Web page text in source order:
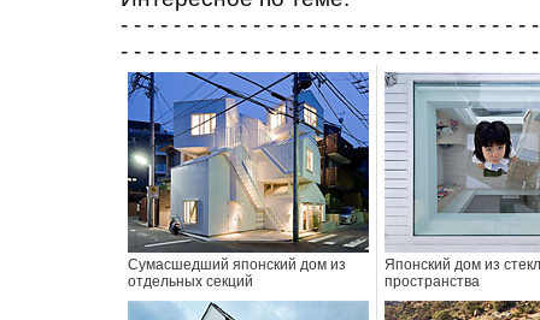
- - - - - - - - - - - - - - - - - - - - - - - - - - - - - - -
- - - - - - - - - - - - - - - - - - - - - - - - - - - - - - -
Сумасшедший японский дом из
отдельных секций
Японский дом из
пространства